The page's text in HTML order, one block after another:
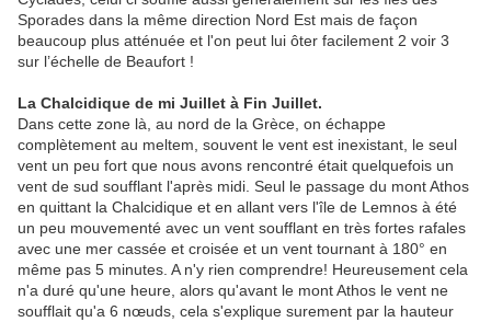
Sporades dans la même direction Nord Est mais de façon
beaucoup plus atténuée et l'on peut lui ôter facilement 2 voir 3
sur l’échelle de Beaufort !
La Chalcidique de mi Juillet à Fin Juillet.
Dans cette zone là, au nord de la Grèce, on échappe
complètement au meltem, souvent le vent est inexistant, le seul
vent un peu fort que nous avons rencontré était quelquefois un
vent de sud soufflant l'après midi. Seul le passage du mont Athos
en quittant la Chalcidique et en allant vers l'île de Lemnos à été
un peu mouvementé avec un vent soufflant en très fortes rafales
avec une mer cassée et croisée et un vent tournant à 180° en
même pas 5 minutes. A n'y rien comprendre! Heureusement cela
n'a duré qu'une heure, alors qu'avant le mont Athos le vent ne
soufflait qu'a 6 nœuds, cela s'explique surement par la hauteur